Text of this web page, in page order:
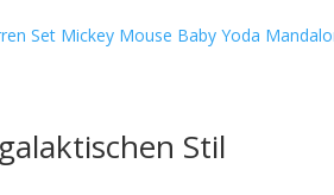
Set Mickey Mouse Baby Yoda
Stil